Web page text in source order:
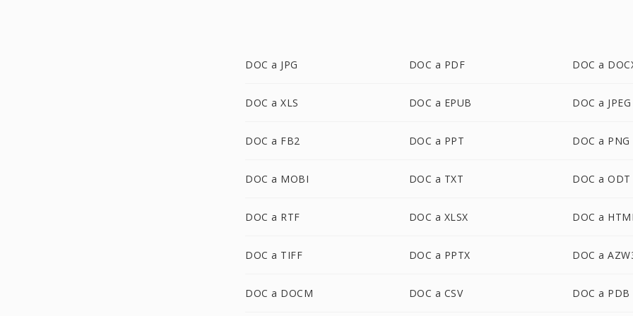
DOC a JPG DOC a PDF DOC a
DOC a XLS DOC a EPUB DOC a JPEG
DOC a FB2 DOC a PPT DOC a PNG
DOC a MOBI DOC a TXT DOC a ODT
DOC a RTF DOC a XLSX DOC a
DOC a TIFF DOC a PPTX DOC a
DOC a DOCM DOC a CSV DOC a PDB